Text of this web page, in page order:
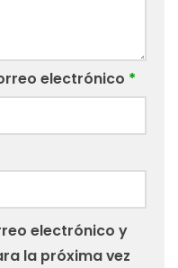
electrónico *
electrónico y
la próxima vez